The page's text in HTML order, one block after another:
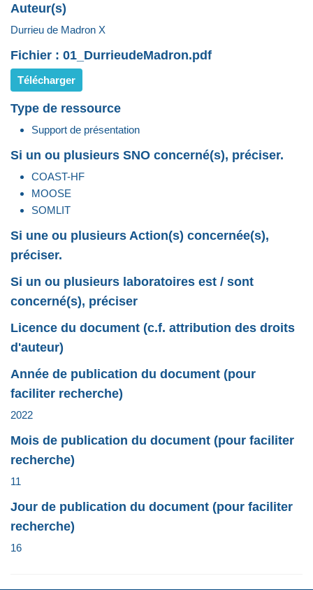
Auteur(s)
Durrieu de Madron X
Fichier : 01_DurrieudeMadron.pdf
Télécharger
Type de ressource
Support de présentation
Si un ou plusieurs SNO concerné(s), préciser.
COAST-HF
MOOSE
SOMLIT
Si une ou plusieurs Action(s) concernée(s),
préciser.
Si un ou plusieurs laboratoires est / sont
concerné(s), préciser
Licence du document (c.f. attribution des droits
d'auteur)
Année de publication du document (pour
faciliter recherche)
2022
Mois de publication du document (pour faciliter
recherche)
11
Jour de publication du document (pour faciliter
recherche)
16